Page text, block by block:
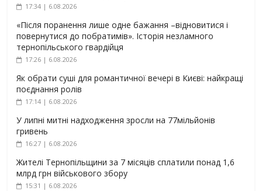
17:34 | 6.08.2026
«Після поранення лише одне бажання –відновитися і
повернутися до побратимів». Історія незламного
тернопільського гвардійця
17:26 | 6.08.2026
Як обрати суші для романтичної вечері в Києві: найкращі
поєднання ролів
17:14 | 6.08.2026
У липні митні надходження зросли на 77мільйонів
гривень
16:27 | 6.08.2026
Жителі Тернопільщини за 7 місяців сплатили понад 1,6
млрд грн військового збору
15:31 | 6.08.2026